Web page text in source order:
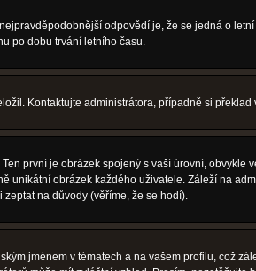
odpovědí je, že se jedná o
po dobu trvání letního času.
Kontaktujte administrátora, případně si
první je obrázek spojený s vaší úrovní,
unikátní obrázek každého uživatele. Záleží na
na důvody (věříme, že se hodí).
jménem v tématech a na vašem profilu, což